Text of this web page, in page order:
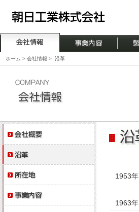
ホーム > 会社情報 > 沿革
1953年
1963年